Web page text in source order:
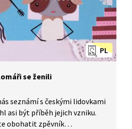
PL
se ženili
seznámí s českými lidovkami
asi být příběh jejich vzniku.
obohatit zpěvník